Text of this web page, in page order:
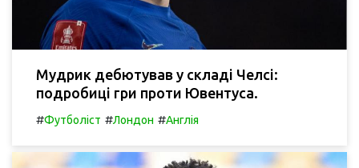
Мудрик дебютував у складі Челсі:
подробиці гри проти Ювентуса.
#Футболіст #Лондон #Англія